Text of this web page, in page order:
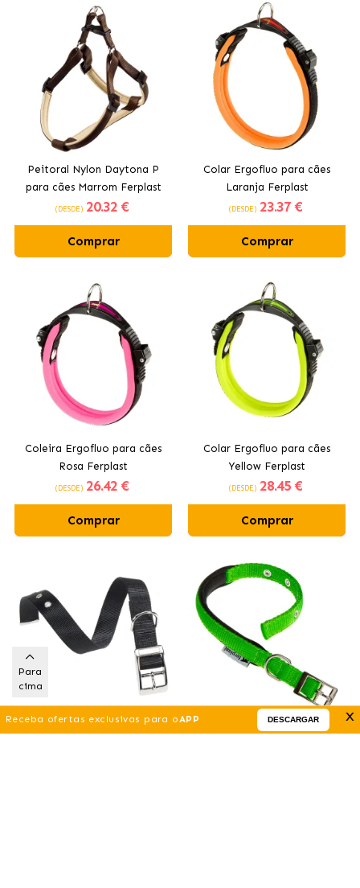
Peitoral Nylon Daytona P
para cães Marrom Ferplast
(DESDE) 20.32 €
Comprar
Colar Ergofluo para cães
Laranja Ferplast
(DESDE) 23.37 €
Comprar
Coleira Ergofluo para cães
Rosa Ferplast
(DESDE) 26.42 €
Comprar
Colar Ergofluo para cães
Yellow Ferplast
(DESDE) 28.45 €
Comprar
Colar de Nylon Club CF
Colar Nylon Daytona C
Receba ofertas exclusivas para oAPP DESCARGAR x
Para
cima